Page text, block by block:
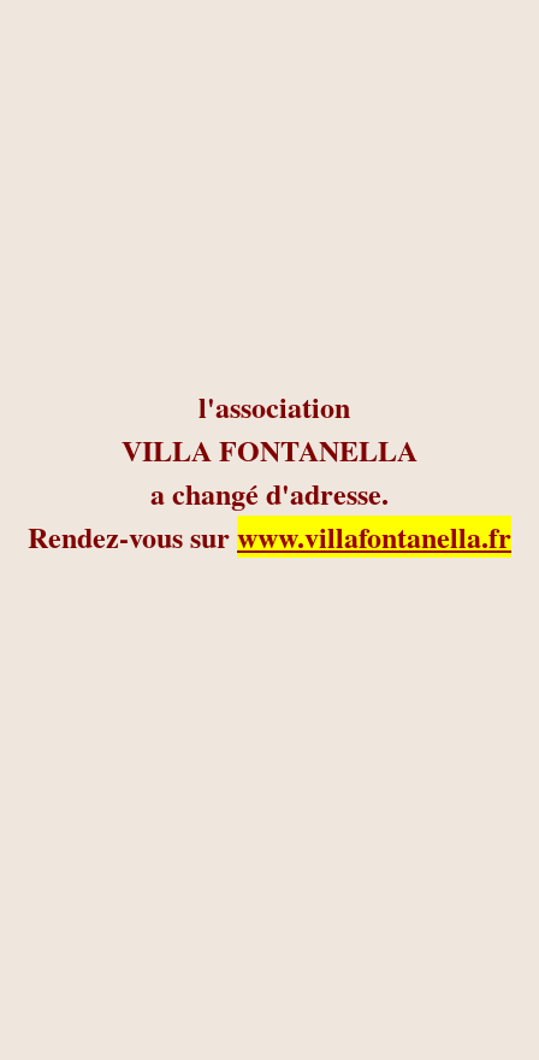
l'association
VILLA FONTANELLA
a changé d'adresse.
Rendez-vous surwww.villafontanella.fr